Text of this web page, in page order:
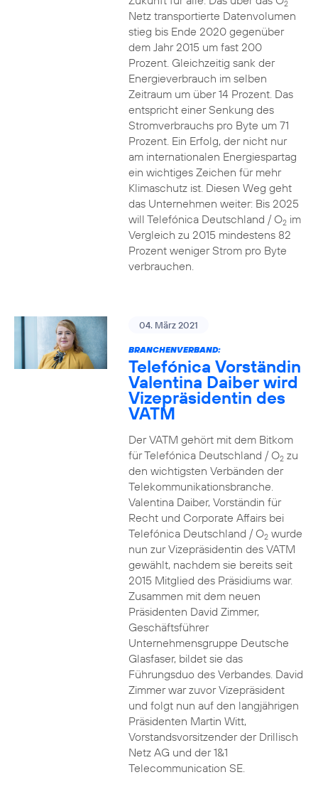
2
Netz transportierte Datenvolumen
stieg bis Ende 2020 gegenüber
dem Jahr 2015 um fast 200
Prozent. Gleichzeitig sank der
Energieverbrauch im selben
Zeitraum um über 14 Prozent. Das
entspricht einer Senkung des
Stromverbrauchs pro Byte um 71
Prozent. Ein Erfolg, der nicht nur
am internationalen Energiespartag
ein wichtiges Zeichen für mehr
Klimaschutz ist. Diesen Weg geht
das Unternehmen weiter: Bis 2025
will Telefónica Deutschland / O2im
Vergleich zu 2015 mindestens 82
Prozent weniger Strom pro Byte
verbrauchen.
04. März 2021
BRANCHENVERBAND:
Telefónica Vorständin
Valentina Daiber wird
Vizepräsidentin des
VATM
Der VATM gehört mit dem Bitkom
für Telefónica Deutschland / O2zu
den wichtigsten Verbänden der
Telekommunikationsbranche.
Valentina Daiber, Vorständin für
Recht und Corporate Affairs bei
Telefónica Deutschland / O2wurde
nun zur Vizepräsidentin des VATM
gewählt, nachdem sie bereits seit
2015 Mitglied des Präsidiums war.
Zusammen mit dem neuen
Präsidenten David Zimmer,
Geschäftsführer
Unternehmensgruppe Deutsche
Glasfaser, bildet sie das
Führungsduo des Verbandes. David
Zimmer war zuvor Vizepräsident
und folgt nun auf den langjährigen
Präsidenten Martin Witt,
Vorstandsvorsitzender der Drillisch
Netz AG und der 1&1
Telecommunication SE.